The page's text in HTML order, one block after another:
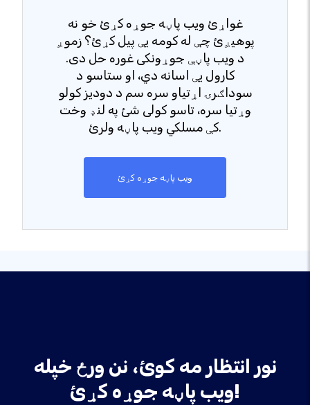
غواړئ ویب پاڼه جوړه کړئ خو نه
پوهیږئ چې له کومه یې پیل کړئ؟ زموږ
د ویب پاڼې جوړونکی غوره حل دی.
کارول یې اسانه دي، او ستاسو د
سوداګرۍ اړتیاو سره سم د دودیز کولو
وړتیا سره، تاسو کولی شئ په لنډ وخت
کې مسلکي ویب پاڼه ولرئ.
ویب پاڼه جوړه کړئ
نور انتظار مه کوئ، نن ورځ خپله
ویب پاڼه جوړه کړئ!